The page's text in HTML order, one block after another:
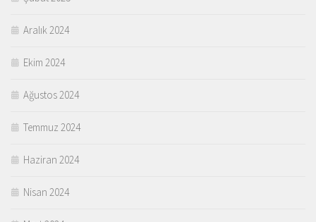
Aralık 2024
Ekim 2024
Ağustos 2024
Temmuz 2024
Haziran 2024
Nisan 2024